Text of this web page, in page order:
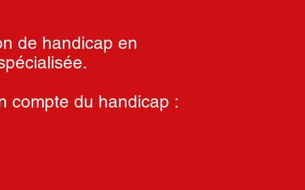
de handicap en
compte du handicap :